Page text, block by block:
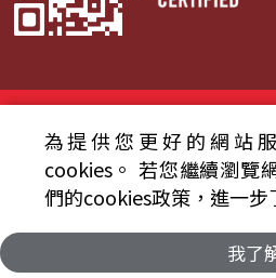
© 2024財團法人中央廣
資通安全政策聲明
服務
為提供您更好的網站
cookies。 若您繼續瀏覽
們的cookies政策，進一步
我了